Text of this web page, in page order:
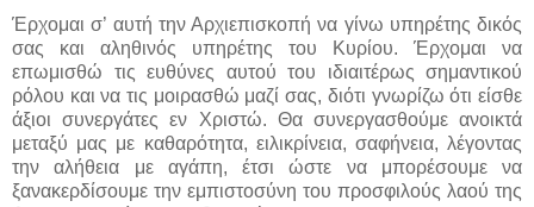
Έρχομαι σ’ αυτή την Αρχιεπισκοπή να γίνω υπηρέτης δικός
σας και αληθινός υπηρέτης του Κυρίου. Έρχομαι να
επωμισθώ τις ευθύνες αυτού του ιδιαιτέρως σημαντικού
ρόλου και να τις μοιρασθώ μαζί σας, διότι γνωρίζω ότι είσθε
άξιοι συνεργάτες εν Χριστώ. Θα συνεργασθούμε ανοικτά
μεταξύ μας με καθαρότητα, ειλικρίνεια, σαφήνεια, λέγοντας
την αλήθεια με αγάπη, έτσι ώστε να μπορέσουμε να
ξανακερδίσουμε την εμπιστοσύνη του προσφιλούς λαού της